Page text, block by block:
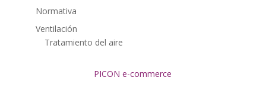
Normativa
Ventilación
Tratamiento del aire
PICON e-commerce